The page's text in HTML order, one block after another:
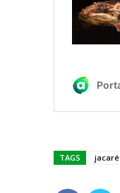
TAGS jacaré